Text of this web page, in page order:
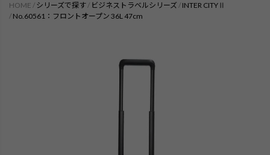
HOME シリーズで探す ビジネストラベルシリーズ
INTER CITYⅡ
No.60561：フロントオープン 36L 47cm